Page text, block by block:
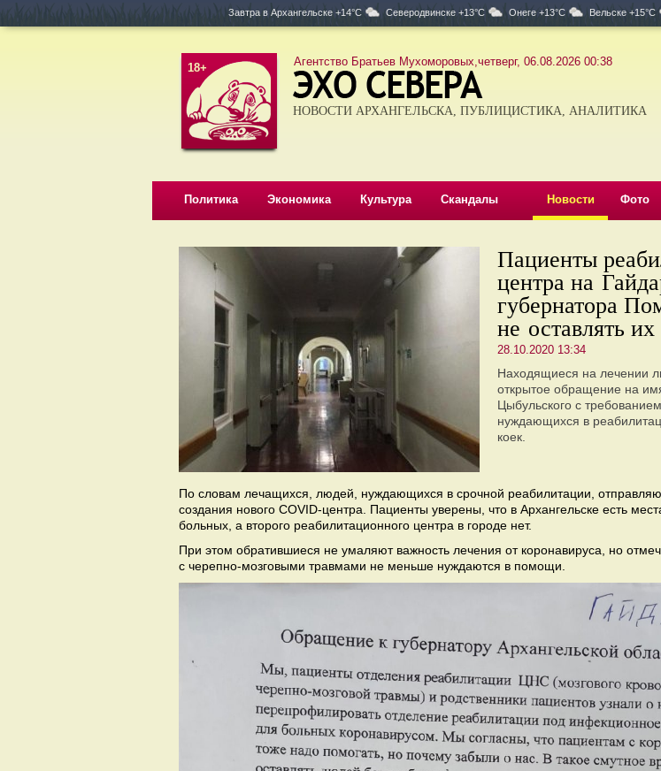
Завтра в Архангельске +14°C Северодвинске +13°C Онеге +13°C Вельске +15°C
18+ Агентство Братьев Мухоморовых,четверг, 06.08.2026 00:38
НОВОСТИ АРХАНГЕЛЬСКА, ПУБЛИЦИСТИКА, АНАЛИТИКА
Политика Экономика Культура Скандалы Новости Фото
Пациенты
центра на
губернатора
не оставлять
28.10.2020 13:34
Находящиеся на лечении
открытое обращение на
Цыбульского с
нуждающихся в
коек.
По словам лечащихся, людей, нуждающихся в срочной реабилитации,
создания нового COVID-центра. Пациенты уверены, что в Архангельске есть
больных, а второго реабилитационного центра в городе нет.
При этом обратившиеся не умаляют важность лечения от коронавируса, но
с черепно-мозговыми травмами не меньше нуждаются в помощи.